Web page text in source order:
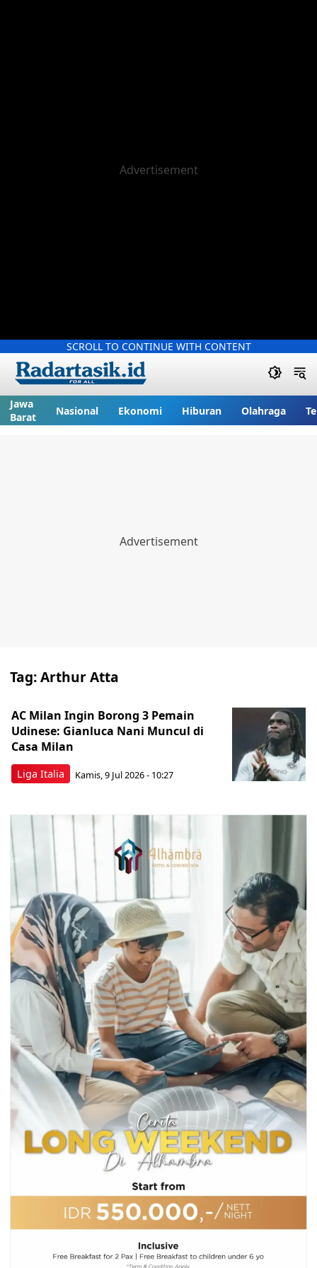
SCROLL TO CONTINUE WITH CONTENT
Jawa
Barat
Nasional Ekonomi Hiburan Olahraga
Tag:Arthur Atta
Liga Italia
AC Milan Ingin Borong 3 Pemain
Udinese: Gianluca Nani Muncul di
Casa Milan
Kamis, 9 Jul 2026 - 10:27